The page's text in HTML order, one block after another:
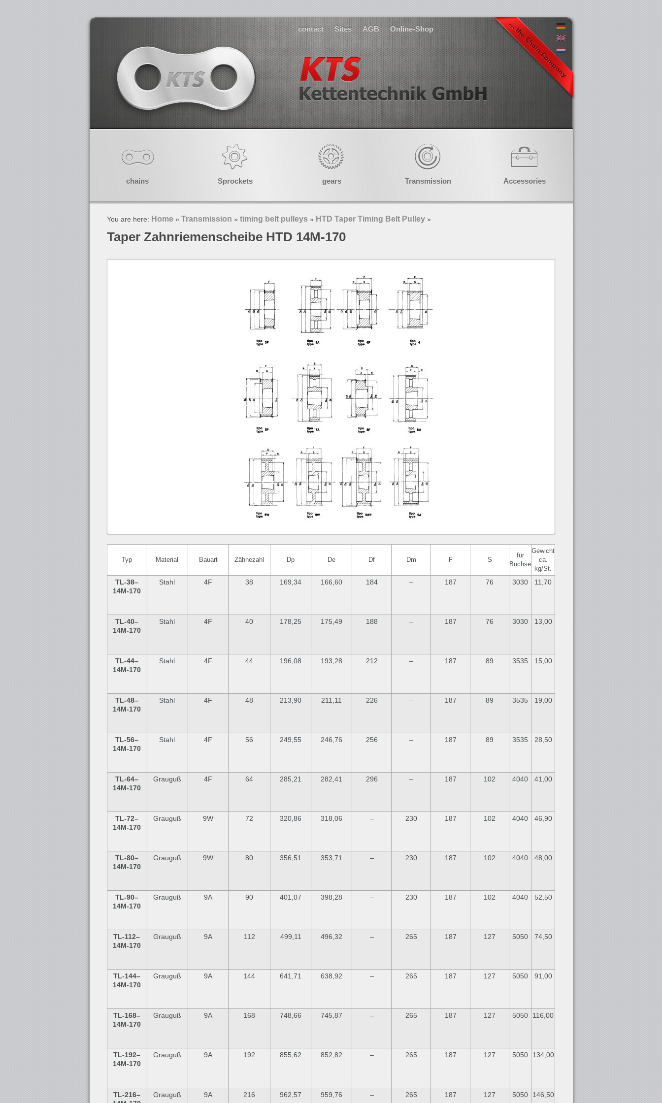
contact Sites AGB Online-Shop
chains Sprockets gears Transmission Accessories
You are here: Home » Transmission » timing belt pulleys » HTD Taper Timing Belt Pulley »
Taper Zahnriemenscheibe HTD 14M-170
Typ Material Bauart Zähnezahl Dp De Df Dm F S
für
Buchse
Gewicht
ca.
kg/St.
TL-38–
14M-170
Stahl 4F 38 169,34 166,60 184 – 187 76 3030 11,70
TL-40–
14M-170
Stahl 4F 40 178,25 175,49 188 – 187 76 3030 13,00
TL-44–
14M-170
Stahl 4F 44 196,08 193,28 212 – 187 89 3535 15,00
TL-48–
14M-170
Stahl 4F 48 213,90 211,11 226 – 187 89 3535 19,00
TL-56–
14M-170
Stahl 4F 56 249,55 246,76 256 – 187 89 3535 28,50
TL-64–
14M-170
Grauguß 4F 64 285,21 282,41 296 – 187 102 4040 41,00
TL-72–
14M-170
Grauguß 9W 72 320,86 318,06 – 230 187 102 4040 46,90
TL-80–
14M-170
Grauguß 9W 80 356,51 353,71 – 230 187 102 4040 48,00
TL-90–
14M-170
Grauguß 9A 90 401,07 398,28 – 230 187 102 4040 52,50
TL-112–
14M-170
Grauguß 9A 112 499,11 496,32 – 265 187 127 5050 74,50
TL-144–
14M-170
Grauguß 9A 144 641,71 638,92 – 265 187 127 5050 91,00
TL-168–
14M-170
Grauguß 9A 168 748,66 745,87 – 265 187 127 5050 116,00
TL-192–
14M-170
Grauguß 9A 192 855,62 852,82 – 265 187 127 5050 134,00
TL-216–
Grauguß 9A 216 962,57 959,76 – 265 187 127 5050 146,50